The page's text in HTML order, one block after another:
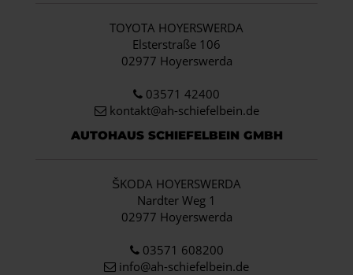
TOYOTA HOYERSWERDA
Elsterstraße 106
02977 Hoyerswerda
03571 42400
kontakt@ah-schiefelbein.de
AUTOHAUS SCHIEFELBEIN GMBH
ŠKODA HOYERSWERDA
Nardter Weg 1
02977 Hoyerswerda
03571 608200
info@ah-schiefelbein.de